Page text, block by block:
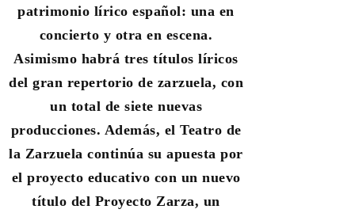
patrimonio lírico español: una en
concierto y otra en escena.
Asimismo habrá tres títulos líricos
del gran repertorio de zarzuela, con
un total de siete nuevas
producciones. Además, el Teatro de
la Zarzuela continúa su apuesta por
elproyecto educativo con un nuevo
título del Proyecto Zarza, un